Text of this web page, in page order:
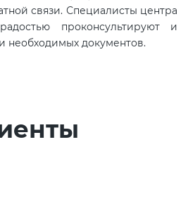
связи. Специалисты центра
проконсультируют и
необходимых документов.